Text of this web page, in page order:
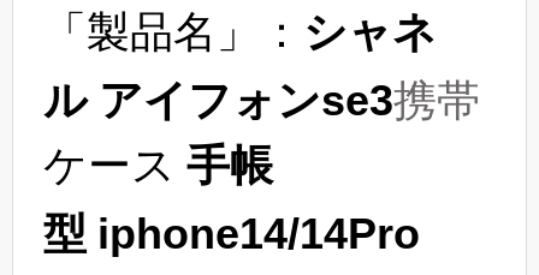
「製品名」： シャネ
ル アイフォンse3携帯
ケース 手帳
型 iphone14/14Pro